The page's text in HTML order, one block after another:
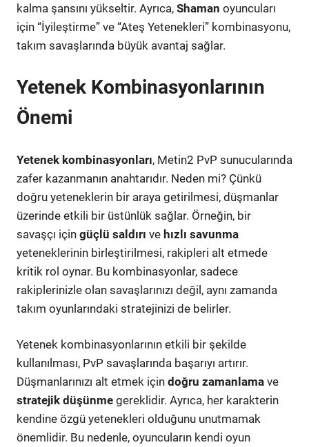
kalma şansını yükseltir. Ayrıca, Shaman oyuncuları
için “İyileştirme” ve “Ateş Yetenekleri” kombinasyonu,
takım savaşlarında büyük avantaj sağlar.
Yetenek Kombinasyonlarının
Önemi
Yetenek kombinasyonları, Metin2 PvP sunucularında
zafer kazanmanın anahtarıdır. Neden mi? Çünkü
doğru yeteneklerin bir araya getirilmesi, düşmanlar
üzerinde etkili bir üstünlük sağlar. Örneğin, bir
savaşçı için güçlü saldırı ve hızlı savunma
yeteneklerinin birleştirilmesi, rakipleri alt etmede
kritik rol oynar. Bu kombinasyonlar, sadece
rakiplerinizle olan savaşlarınızı değil, aynı zamanda
takım oyunlarındaki stratejinizi de belirler.
Yetenek kombinasyonlarının etkili bir şekilde
kullanılması, PvP savaşlarında başarıyı artırır.
Düşmanlarınızı alt etmek için doğru zamanlama ve
stratejik düşünme gereklidir. Ayrıca, her karakterin
kendine özgü yetenekleri olduğunu unutmamak
önemlidir. Bu nedenle, oyuncuların kendi oyun